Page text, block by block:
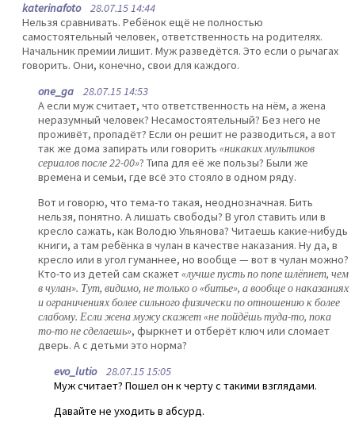
katerinafoto28.07.15 14:44
Нельзя сравнивать. Ребёнок ещё не полностью
самостоятельный человек, ответственность на родителях.
Начальник премии лишит. Муж разведётся. Это если о рычагах
говорить. Они, конечно, свои для каждого.
one_ga 28.07.15 14:53
А если муж считает, что ответственность на нём, а жена
неразумный человек? Несамостоятельный? Без него не
проживёт, пропадёт? Если он решит не разводиться, а вот
так же дома запирать или говорить «никаких мультиков
сериалов после 22-00»? Типа для её же пользы? Были же
времена и семьи, где всё это стояло в одном ряду.
Вот и говорю, что тема-то такая, неоднозначная. Бить
нельзя, понятно. А лишать свободы? В угол ставить или в
кресло сажать, как Володю Ульянова? Читаешь какие-нибудь
книги, а там ребёнка в чулан в качестве наказания. Ну да, в
кресло или в угол гуманнее, но вообще — вот в чулан можно?
Кто-то из детей сам скажет«лучше пусть по попе шлёпнет, чем
в чулан». Тут, видимо, не только о «битье», а вообще о наказаниях
и ограничениях более сильного физически по отношению к более
слабому. Если жена мужу скажет «не пойдёшь туда-то, пока
то-то не сделаешь», фыркнет и отберёт ключ или сломает
дверь. А с детьми это норма?
evo_lutio28.07.15 15:05
Муж считает? Пошел он к черту с такими взглядами.
Давайте не уходить в абсурд.